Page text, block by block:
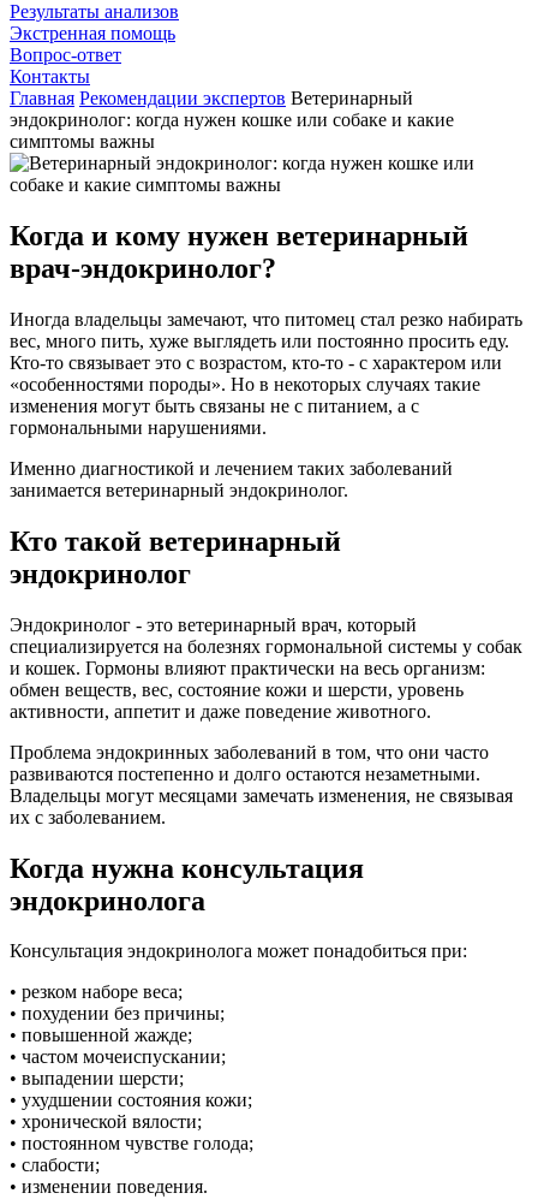
Результаты анализов
Экстренная помощь
Вопрос-ответ
Контакты
Главная Рекомендации экспертов Ветеринарный
эндокринолог: когда нужен кошке или собаке и какие
симптомы важны
Когда и кому нужен ветеринарный
врач-эндокринолог?
Иногда владельцы замечают, что питомец стал резко набирать
вес, много пить, хуже выглядеть или постоянно просить еду.
Кто-то связывает это с возрастом, кто-то - с характером или
«особенностями породы». Но в некоторых случаях такие
изменения могут быть связаны не с питанием, а с
гормональными нарушениями.
Именно диагностикой и лечением таких заболеваний
занимается ветеринарный эндокринолог.
Кто такой ветеринарный
эндокринолог
Эндокринолог - это ветеринарный врач, который
специализируется на болезнях гормональной системы у собак
и кошек. Гормоны влияют практически на весь организм:
обмен веществ, вес, состояние кожи и шерсти, уровень
активности, аппетит и даже поведение животного.
Проблема эндокринных заболеваний в том, что они часто
развиваются постепенно и долго остаются незаметными.
Владельцы могут месяцами замечать изменения, не связывая
их с заболеванием.
Когда нужна консультация
эндокринолога
Консультация эндокринолога может понадобиться при:
• резком наборе веса;
• похудении без причины;
• повышенной жажде;
• частом мочеиспускании;
• выпадении шерсти;
• ухудшении состояния кожи;
• хронической вялости;
• постоянном чувстве голода;
• слабости;
• изменении поведения.